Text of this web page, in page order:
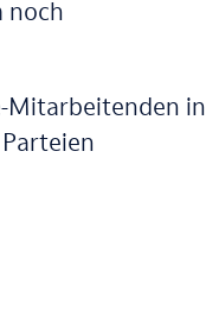
noch
Mitarbeitenden in